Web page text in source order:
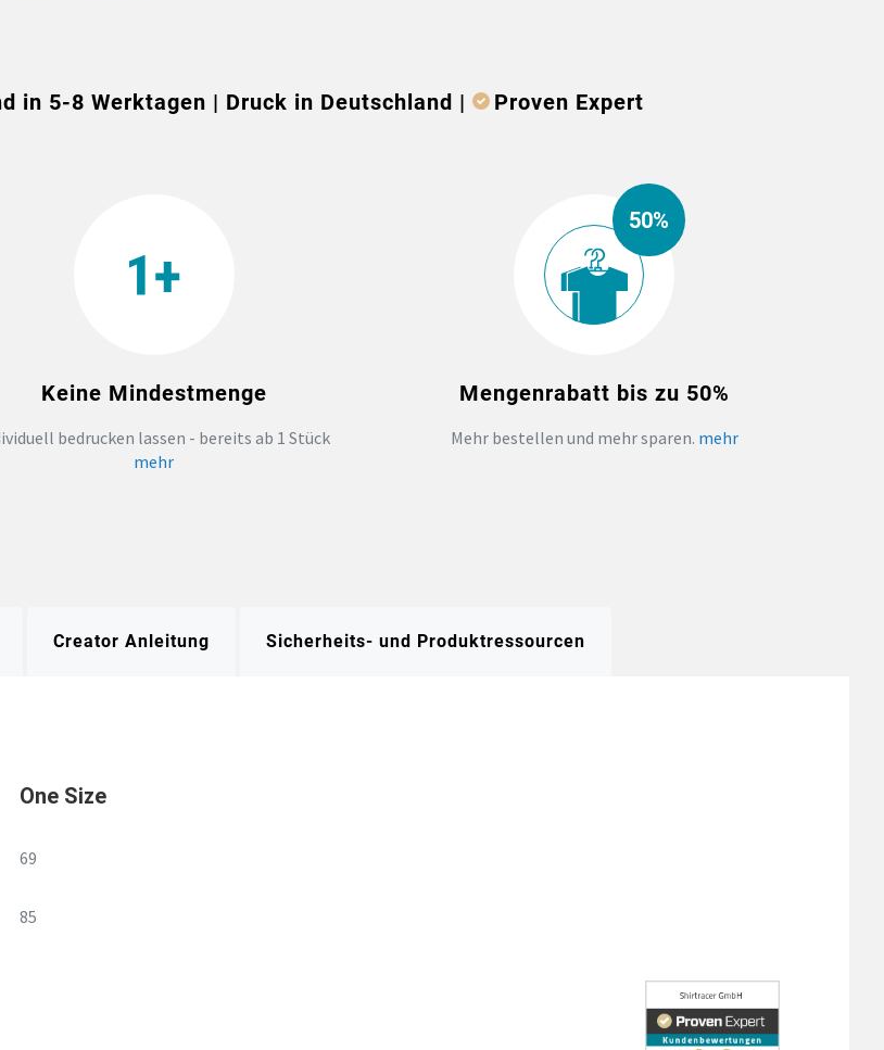
in 5-8 Werktagen | Druck in Deutschland | Proven Expert
Keine Mindestmenge
bedrucken lassen - bereits ab 1 Stück
mehr
50%
Mengenrabatt bis zu 50%
Mehr bestellen und mehr sparen. mehr
Creator Anleitung Sicherheits- und Produktressourcen
One Size
69
85